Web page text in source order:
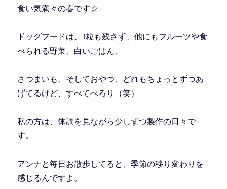
食い気満々の春です☆
ドッグフードは、1粒も残さず、他にもフルーツや食
べられる野菜、白いごはん、
さつまいも、そしておやつ、どれもちょっとずつあ
げてるけど、すべてぺろり（笑）
私の方は、体調を見ながら少しずつ製作の日々で
す。
アンナと毎日お散歩してると、季節の移り変わりを
感じるんですよ。